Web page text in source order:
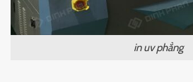
in uv phẳng